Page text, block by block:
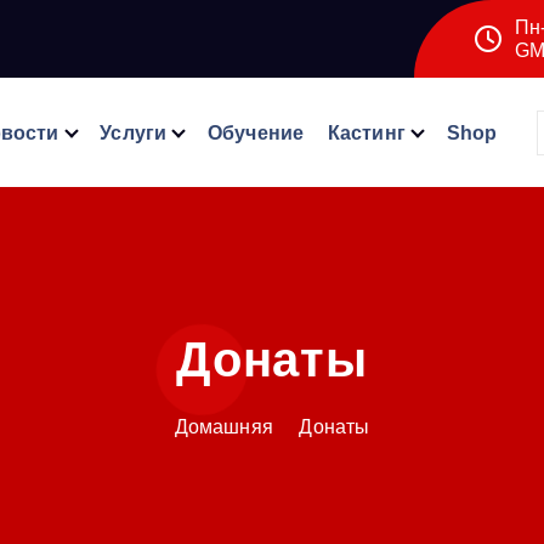
Услуги Обучение Кастинг Shop
Донаты
Домашняя Донаты